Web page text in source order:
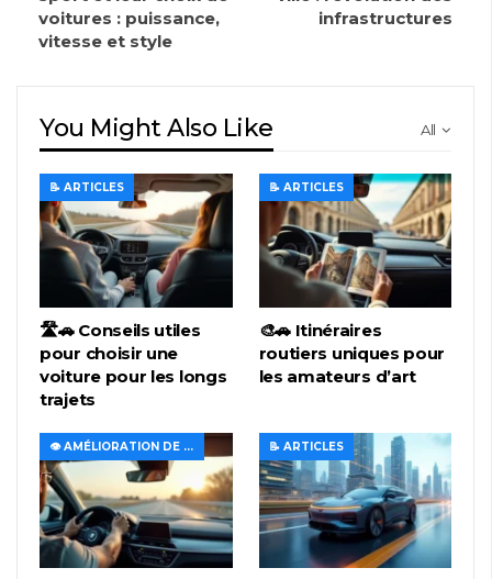
voitures : puissance,
vitesse et style
infrastructures
All
You Might Also Like
📝 ARTICLES
🛣️🚗 Conseils utiles
pour choisir une
voiture pour les longs
trajets
📝 ARTICLES
🎨🚗 Itinéraires
routiers uniques pour
les amateurs d’art
👁️ AMÉLIORATION DE LA VISIBILITÉ ET DE L'ÉCLAIRAGE 📝 ARTICLES